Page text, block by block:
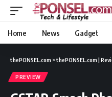
Home News Gadget
thePONSEL.com >thePONSEL.com |
PREVIEW